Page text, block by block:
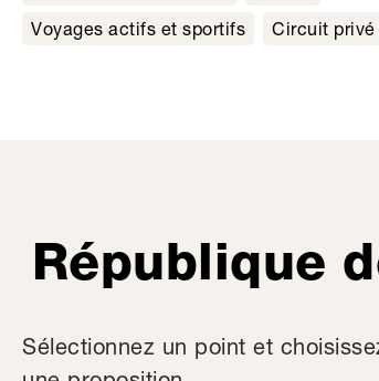
Voyages actifs et sportifs
Circuit privé
République
Sélectionnez un point et